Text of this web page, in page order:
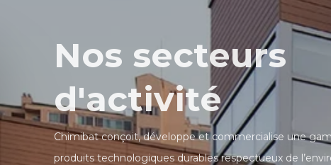
Nos secteurs
d'activité
Chimibat conçoit, développe et commercialise une
produits technologiques durables respectueux de